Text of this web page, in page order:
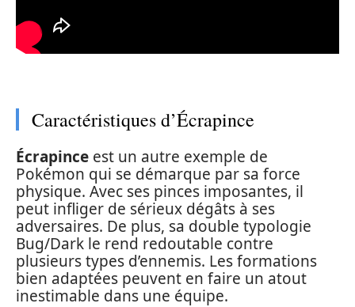
Caractéristiques d’Écrapince
Écrapince est un autre exemple de
Pokémon qui se démarque par sa force
physique. Avec ses pinces imposantes, il
peut infliger de sérieux dégâts à ses
adversaires. De plus, sa double typologie
Bug/Dark le rend redoutable contre
plusieurs types d’ennemis. Les formations
bien adaptées peuvent en faire un atout
inestimable dans une équipe.